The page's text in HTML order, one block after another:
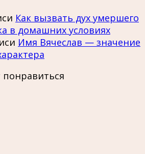
Как вызвать дух умершего
в домашних условиях
Имя Вячеслав — значение